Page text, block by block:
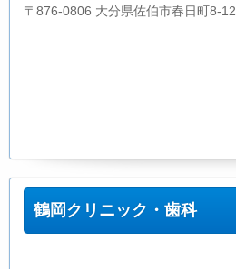
〒876-0806 大分県佐伯市春日町8-12
鶴岡クリニック・歯科